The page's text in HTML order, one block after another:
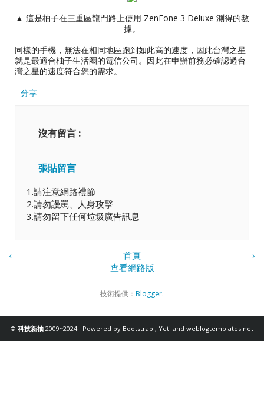
▲ 這是柚子在三重區龍門路上使用 ZenFone 3 Deluxe 測得的數
據。
同樣的手機，無法在相同地區跑到如此高的速度，因此台灣之星
就是最適合柚子生活圈的電信公司。因此在申辦前務必確認過台
灣之星的速度符合您的需求。
分享
沒有留言 :
張貼留言
1.請注意網路禮節
2.請勿謾罵、人身攻擊
3.請勿留下任何垃圾廣告訊息
‹ ›
首頁
查看網路版
技術提供： Blogger.
© 科技新柚 2009~2024 . Powered by Bootstrap , Yeti and weblogtemplates.net